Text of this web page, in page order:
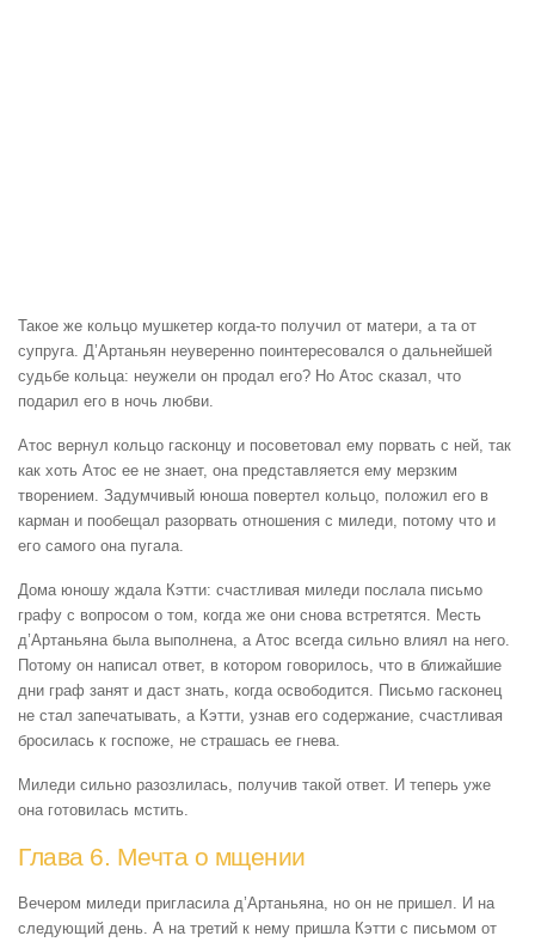
Такое же кольцо мушкетер когда-то получил от матери, а та от
супруга. Д’Артаньян неуверенно поинтересовался о дальнейшей
судьбе кольца: неужели он продал его? Но Атос сказал, что
подарил его в ночь любви.
Атос вернул кольцо гасконцу и посоветовал ему порвать с ней, так
как хоть Атос ее не знает, она представляется ему мерзким
творением. Задумчивый юноша повертел кольцо, положил его в
карман и пообещал разорвать отношения с миледи, потому что и
его самого она пугала.
Дома юношу ждала Кэтти: счастливая миледи послала письмо
графу с вопросом о том, когда же они снова встретятся. Месть
д’Артаньяна была выполнена, а Атос всегда сильно влиял на него.
Потому он написал ответ, в котором говорилось, что в ближайшие
дни граф занят и даст знать, когда освободится. Письмо гасконец
не стал запечатывать, а Кэтти, узнав его содержание, счастливая
бросилась к госпоже, не страшась ее гнева.
Миледи сильно разозлилась, получив такой ответ. И теперь уже
она готовилась мстить.
Глава 6. Мечта о мщении
Вечером миледи пригласила д’Артаньяна, но он не пришел. И на
следующий день. А на третий к нему пришла Кэтти с письмом от